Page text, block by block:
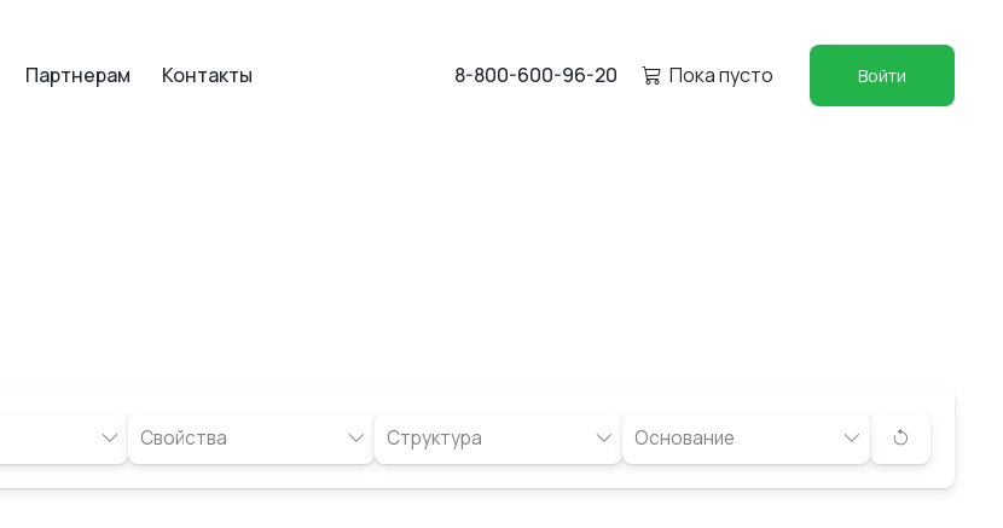
Партнерам Контакты 8-800-600-96-20 Пока пусто Войти
Свойства Структура Основание